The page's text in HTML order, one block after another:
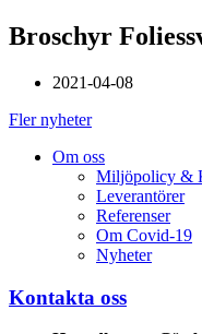
Broschyr
2021-04-08
Fler nyheter
Om oss
Miljöpolicy &
Leverantörer
Referenser
Om Covid-19
Nyheter
Kontakta oss